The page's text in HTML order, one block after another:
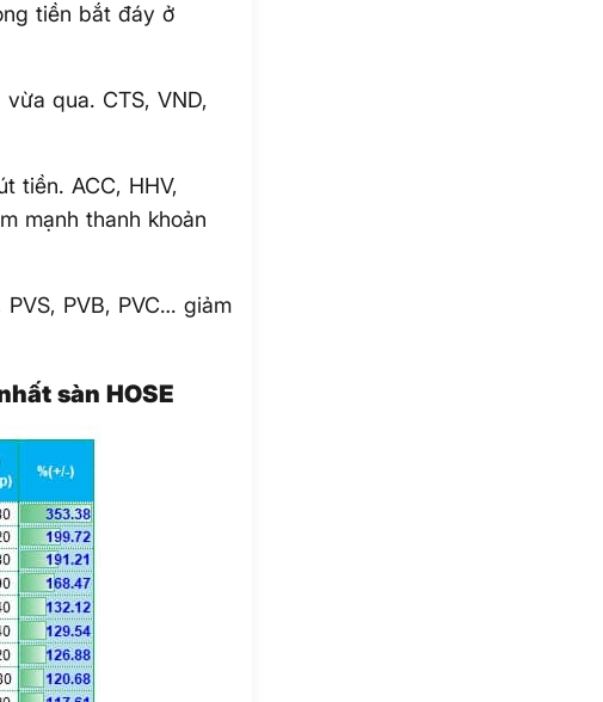
tiền bắt đáy ở
qua. CTS, VND,
tiền. ACC, HHV,
mạnh thanh khoản
PVB, PVC… giảm
sàn HOSE